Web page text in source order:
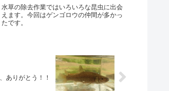
水草の除去作業ではいろいろな昆虫に出会
えます。今回はゲンゴロウの仲間が多かっ
たです。
ありがとう！！